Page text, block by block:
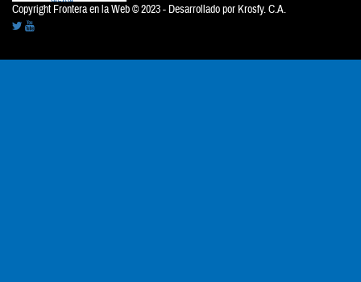
Copyright Frontera en la Web © 2023 - Desarrollado por Krosfy. C.A.